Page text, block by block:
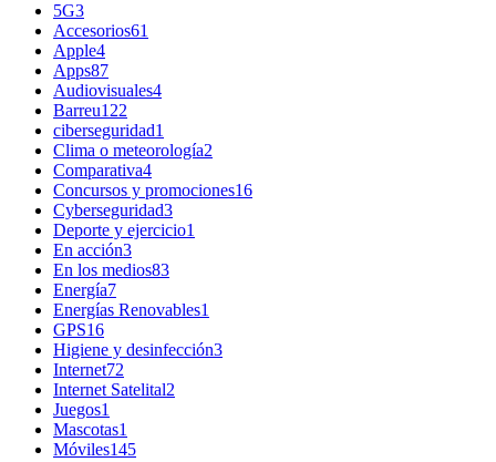
5G3
Accesorios61
Apple4
Apps87
Audiovisuales4
Barreu122
ciberseguridad1
Clima o meteorología2
Comparativa4
Concursos y promociones16
Cyberseguridad3
Deporte y ejercicio1
En acción3
En los medios83
Energía7
Energías Renovables1
GPS16
Higiene y desinfección3
Internet72
Internet Satelital2
Juegos1
Mascotas1
Móviles145